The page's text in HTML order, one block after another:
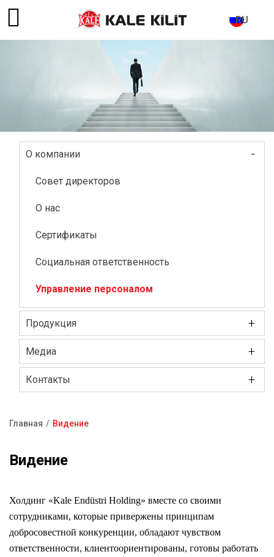
RU
Main
navigation
-
О компании
Совет директоров
О нас
Сертификаты
Социальная ответственность
Управление персоналом
+
Продукция
Замки/Цилиндровые механизмы
Замки электронные и системы контроля
доступа
Оконно-дверная фурнитура
Охранная система
Часто задаваемые вопросы
+
Медиа
Корпоративное видео +
Контакты
навигации
Главная Видение
Видение
Холдинг «Kale Endüstri Holding» вместе со своими
сотрудниками, которые привержены принципам
добросовестной конкуренции, обладают чувством
ответственности, клиентоориентированы, готовы работать